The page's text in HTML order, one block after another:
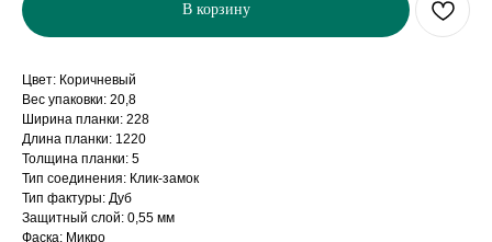
В корзину
Цвет: Коричневый
Вес упаковки: 20,8
Ширина планки: 228
Длина планки: 1220
Толщина планки: 5
Тип соединения: Клик-замок
Тип фактуры: Дуб
Защитный слой: 0,55 мм
Фаска: Микро